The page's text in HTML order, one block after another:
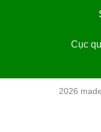
Cục
2026